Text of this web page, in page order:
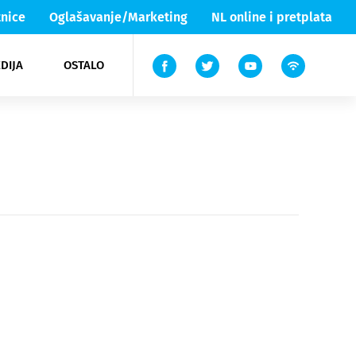
Oglašavanje/Marketing NL online i pretplata
OSTALO
Lika & Senj
TV